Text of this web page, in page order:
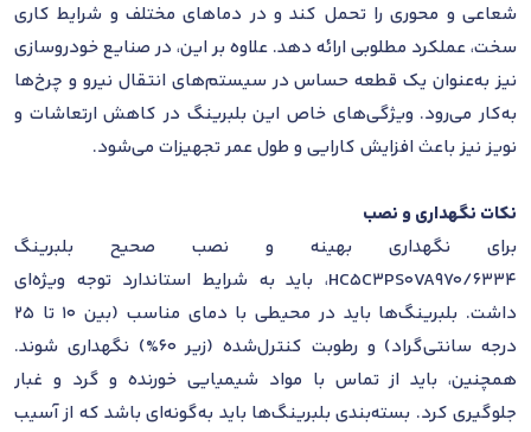
شعاعی و محوری را تحمل کند و در دماهای مختلف و شرایط کاری
سخت، عملکرد مطلوبی ارائه دهد. علاوه بر این، در صنایع خودروسازی
نیز به‌عنوان یک قطعه حساس در سیستم‌های انتقال نیرو و چرخ‌ها
به‌کار می‌رود. ویژگی‌های خاص این بلبرینگ در کاهش ارتعاشات و
نویز نیز باعث افزایش کارایی و طول عمر تجهیزات می‌شود.
نکات نگهداری و نصب
برای نگهداری بهینه و نصب صحیح بلبرینگ
6334/HC5C3PS0VA970، باید به شرایط استاندارد توجه ویژه‌ای
داشت. بلبرینگ‌ها باید در محیطی با دمای مناسب (بین 10 تا 25
درجه سانتی‌گراد) و رطوبت کنترل‌شده (زیر 60%) نگهداری شوند.
همچنین، باید از تماس با مواد شیمیایی خورنده و گرد و غبار
جلوگیری کرد. بسته‌بندی بلبرینگ‌ها باید به‌گونه‌ای باشد که از آسیب